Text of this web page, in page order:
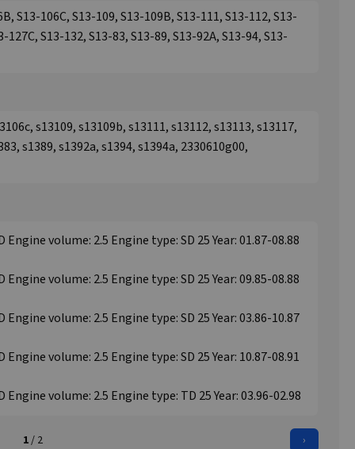
S13-106C, S13-109, S13-109B, S13-111, S13-112, S13-
S13-132, S13-83, S13-89, S13-92A, S13-94, S13-
s13109, s13109b, s13111, s13112, s13113, s13117,
s1389, s1392a, s1394, s1394a, 2330610g00,
volume: 2.5 Engine type: SD 25 Year: 01.87-08.88
volume: 2.5 Engine type: SD 25 Year: 09.85-08.88
Engine volume: 2.5 Engine type: SD 25 Year: 03.86-10.87
volume: 2.5 Engine type: SD 25 Year: 10.87-08.91
Engine volume: 2.5 Engine type: TD 25 Year: 03.96-02.98
1/ 2 ›